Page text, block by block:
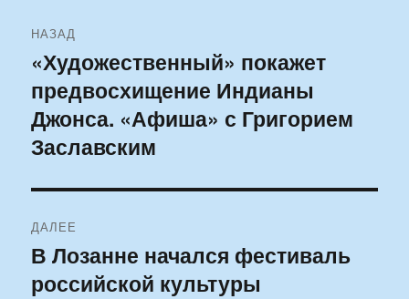
по
записям
НАЗАД
Предыдущая
запись:
«Художественный» покажет
предвосхищение Индианы
Джонса. «Афиша» с Григорием
Заславским
ДАЛЕЕ
Следующая
запись:
В Лозанне начался фестиваль
российской культуры